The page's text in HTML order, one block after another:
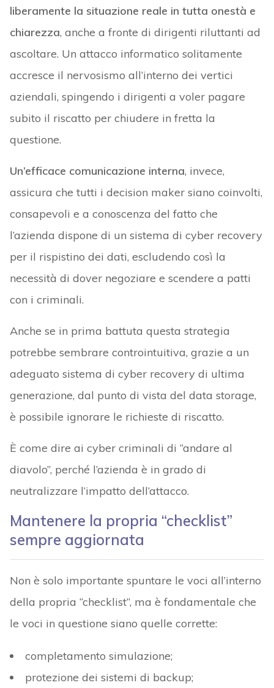
liberamente la situazione reale in tutta onestà e
chiarezza, anche a fronte di dirigenti riluttanti ad
ascoltare. Un attacco informatico solitamente
accresce il nervosismo all’interno dei vertici
aziendali, spingendo i dirigenti a voler pagare
subito il riscatto per chiudere in fretta la
questione.
Un’efficace comunicazione interna, invece,
assicura che tutti i decision maker siano coinvolti,
consapevoli e a conoscenza del fatto che
l’azienda dispone di un sistema di cyber recovery
per il rispistino dei dati, escludendo così la
necessità di dover negoziare e scendere a patti
con i criminali.
Anche se in prima battuta questa strategia
potrebbe sembrare controintuitiva, grazie a un
adeguato sistema di cyber recovery di ultima
generazione, dal punto di vista del data storage,
è possibile ignorare le richieste di riscatto.
È come dire ai cyber criminali di “andare al
diavolo”, perché l’azienda è in grado di
neutralizzare l’impatto dell’attacco.
Mantenere la propria “checklist”
sempre aggiornata
Non è solo importante spuntare le voci all’interno
della propria “checklist”, ma è fondamentale che
le voci in questione siano quelle corrette:
completamento simulazione;
protezione dei sistemi di backup;